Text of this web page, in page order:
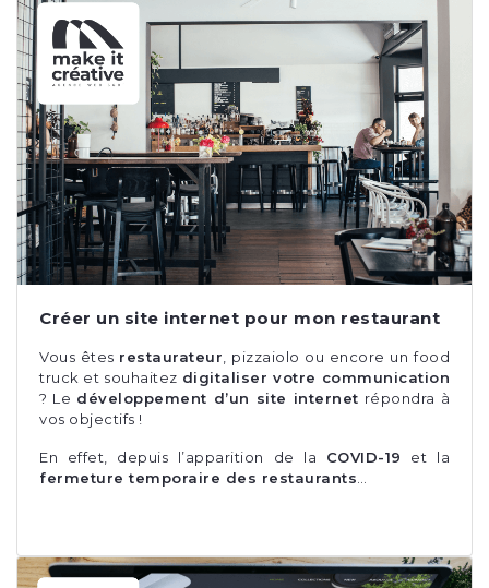
Créer un site internet pour mon restaurant
Vous êtes restaurateur , pizzaiolo ou encore un food
truck et souhaitez digitaliser votre communication
? Le développement d’un site internet répondra à
vos objectifs !
En effet, depuis l’apparition de la COVID-19
et la
fermeture temporaire des restaurants